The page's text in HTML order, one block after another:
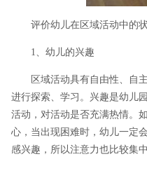
评价幼儿在区域活动中的
1、幼儿的兴趣
区域活动具有自由性、自
进行探索、学习。兴趣是幼儿
活动，对活动是否充满热情。
心，当出现困难时，幼儿一定
感兴趣，所以注意力也比较集